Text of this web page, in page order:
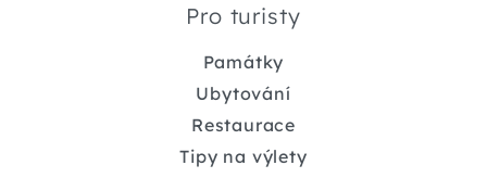
Pro turisty
Památky
Ubytování
Restaurace
Tipy na výlety